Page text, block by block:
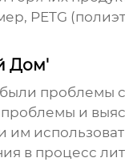
PETG
Дом'
проблемы
и
в процесс